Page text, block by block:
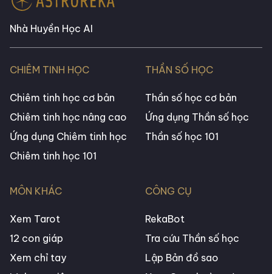
Nhà Huyền Học AI
CHIÊM TINH HỌC
Chiêm tinh học cơ bản
Chiêm tinh học nâng cao
Ứng dụng Chiêm tinh học
Chiêm tinh học 101
THẦN SỐ HỌC
Thần số học cơ bản
Ứng dụng Thần số học
Thần số học 101
MÔN KHÁC
Xem Tarot
12 con giáp
Xem chỉ tay
CÔNG CỤ
RekaBot
Tra cứu Thần số học
Lập Bản đồ sao